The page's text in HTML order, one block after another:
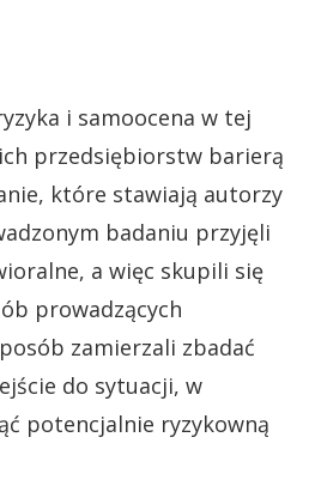
i samoocena w tej
przedsiębiorstw barierą
które stawiają autorzy
badaniu przyjęli
a więc skupili się
prowadzących
zamierzali zbadać
do sytuacji, w
potencjalnie ryzykowną